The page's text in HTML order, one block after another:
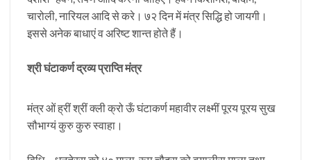
चारोली, नारियल आदि से करे। ७२ दिन में मंत्र सिद्धि हो जायगी।
इससे अनेक बाधाएं व अरिष्ट शान्त होते हैं।
श्री घंटाकर्ण द्रव्य प्राप्ति मंत्र
मंत्र ओं ह्रीं श्रीं क्ली क्रो ऊँ घंटाकर्ण महावीर लक्ष्मीं पूरय पूरय सुख
सौभाग्यं कुरु कुरु स्वाहा।